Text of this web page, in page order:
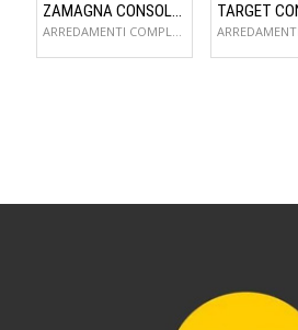
ZAMAGNA CONSOLLE FLAME
ARREDAMENTI COMPLEMENTI D'ARREDO